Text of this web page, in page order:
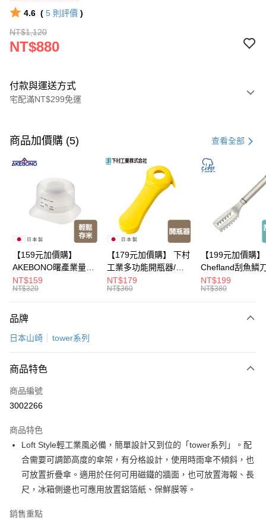
4.6 ( 5 則評價 )
NT$1,120
NT$880
付款與運送方式
宅配滿NT$299免運
信用卡一次付款
超商取貨付款
LINE Pay
Apple Pay
Google Pay
全盈+PAY
大哥付你分期
【大哥付你分期使用說明】
1.本服務由台灣大哥大提供，台灣大哥大用戶可立即使用無須另外申請。
2.付款方式選擇「大哥付你分期」，訂單成立後會自動跳轉到大哥付的交易
成交易。
3.實際核准額度、可分期數及費用金額請依後續交易確認頁面所載為準。
4.訂單成立30分鐘內，如未前往確認交易或遇審核未通過，訂單將自動取
消。如遇「轉專審核」未通過狀況，表示未達大哥付你分期系統評分，恕無
法說明評估內容。
1.分期款項不併入電信帳單，「大哥付你分期」於每月結算日後寄送繳費提
2.透過簡訊連結打開帳單後，可選擇「超商條碼／台灣大直營門市／銀行轉
帳／街口支付／iPASS MONEY」等通路繳費。
【注意事項】
1.本服務係由「台灣大哥大股份有限公司」（以下簡稱本公司）所提供，讓
買賣價金債權讓與本公司後，依約使用本公司帳單繳交帳款。
每筆NT$100，滿NT$499(含以上)免運費
每筆NT$100，滿NT$499(含以上)免運費
7-11取貨付款
每筆NT$100，滿NT$499(含以上)免運費
付款後7-11取貨
每筆NT$100，滿NT$499(含以上)免運費
商品加價購 (5) 查看全部
【159元加價購】
AKEBONO曙產業量米
杯漏斗組(白)/量米杯/
米桶/量米用具/任二件8
NT$159
NT$320
【179元加價購】 下村
工業多功能開瓶器/開
瓶器/餐廚用品/料理道
具/任二件8折
NT$179
NT$360
【199元加價購】
Chefland刮魚鱗
魚鱗器/廚房用品/
道具/任二件8折
NT$199
NT$380
品牌
日本山崎 tower系列
商品特色
商品編號
3002266
商品特色
Loft Style輕工業風必備，簡單設計又到位的「tower系列」。配
合需要可調節高度的傘架，有分格設計，使用時雨傘不傾斜，也
可放置折疊傘。適用於任何可用磁鐵的牆面，也可放置海報、長
尺，冰箱側邊也可應用放置鋁箔紙、保鮮膜等。
銷售重點